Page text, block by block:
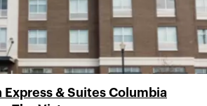
Express & Suites Columbia